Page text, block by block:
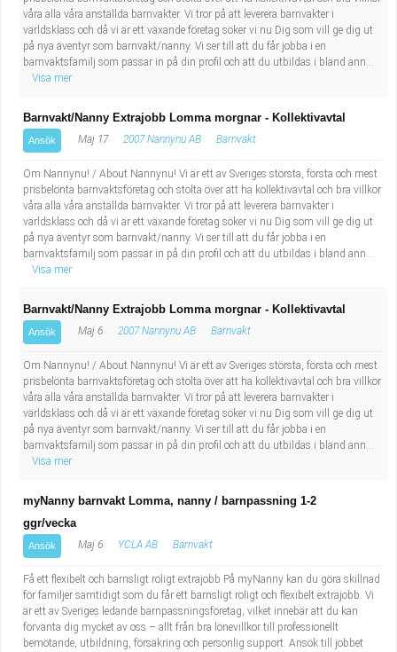
våra alla våra anställda barnvakter. Vi tror på att leverera barnvakter i
världsklass och då vi är ett växande företag söker vi nu Dig som vill ge dig ut
på nya äventyr som barnvakt/nanny. Vi ser till att du får jobba i en
barnvaktsfamilj som passar in på din profil och att du utbildas i bland ann...
Visa mer
Barnvakt/Nanny Extrajobb Lomma morgnar - Kollektivavtal
Ansök Maj 17 2007 Nannynu AB Barnvakt
Om Nannynu! / About Nannynu! Vi är ett av Sveriges största, första och mest
prisbelönta barnvaktsföretag och stolta över att ha kollektivavtal och bra villkor
våra alla våra anställda barnvakter. Vi tror på att leverera barnvakter i
världsklass och då vi är ett växande företag söker vi nu Dig som vill ge dig ut
på nya äventyr som barnvakt/nanny. Vi ser till att du får jobba i en
barnvaktsfamilj som passar in på din profil och att du utbildas i bland ann...
Visa mer
Barnvakt/Nanny Extrajobb Lomma morgnar - Kollektivavtal
Ansök Maj 6 2007 Nannynu AB Barnvakt
Om Nannynu! / About Nannynu! Vi är ett av Sveriges största, första och mest
prisbelönta barnvaktsföretag och stolta över att ha kollektivavtal och bra villkor
våra alla våra anställda barnvakter. Vi tror på att leverera barnvakter i
världsklass och då vi är ett växande företag söker vi nu Dig som vill ge dig ut
på nya äventyr som barnvakt/nanny. Vi ser till att du får jobba i en
barnvaktsfamilj som passar in på din profil och att du utbildas i bland ann...
Visa mer
myNanny barnvakt Lomma, nanny / barnpassning 1-2
ggr/vecka
Ansök Maj 6 YCLA AB Barnvakt
Få ett flexibelt och barnsligt roligt extrajobb På myNanny kan du göra skillnad
för familjer samtidigt som du får ett barnsligt roligt och flexibelt extrajobb. Vi
är ett av Sveriges ledande barnpassningsföretag, vilket innebär att du kan
förvänta dig mycket av oss – allt från bra lönevillkor till professionellt
bemötande, utbildning, försäkring och personlig support. Ansök till jobbet